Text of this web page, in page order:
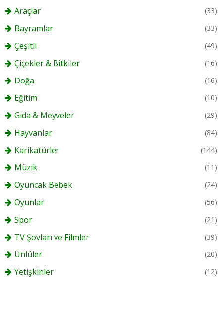
Araçlar (33)
Bayramlar (33)
Çeşitli (49)
Çiçekler & Bitkiler (16)
Doğa (16)
Eğitim (10)
Gıda & Meyveler (29)
Hayvanlar (84)
Karikatürler (144)
Müzik (11)
Oyuncak Bebek (24)
Oyunlar (56)
Spor (21)
TV Şovları ve Filmler (39)
Ünlüler (20)
Yetişkinler (12)